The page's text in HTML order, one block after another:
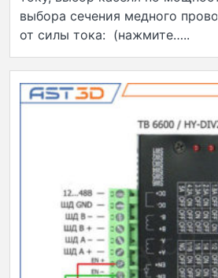
выбора сечения медного
от силы тока: (нажмите…..